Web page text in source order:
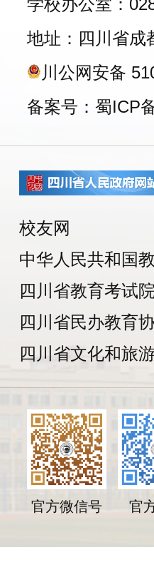
学校办公室：
地址：四川省成
川公网安备
备案号：蜀ICP
校友网
中华人民共和国
四川省教育考试
四川省民办教育
四川省文化和旅
官方微信号 官